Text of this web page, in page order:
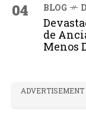
04 BLOG
de
Menos
ADVERTISEMENT